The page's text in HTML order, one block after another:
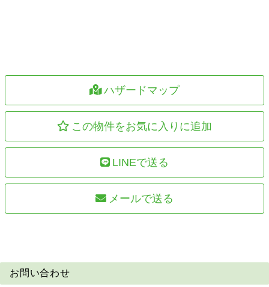
ハザードマップ
この物件をお気に入りに追加
LINEで送る
メールで送る
お問い合わせ